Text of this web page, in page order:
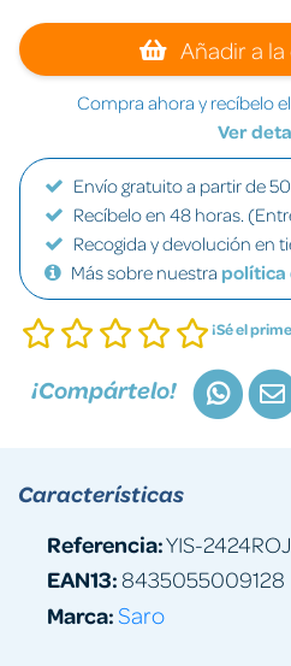
Añadir a
Compra ahora y recíbelo el
Ver
Envío gratuito a partir de
Recíbelo en 48 horas.
Recogida y devolución en
Más sobre nuestra política
¡Sé el
¡Compártelo!
Características
Referencia:YIS-2424ROJ
EAN13:8435055009128
Marca: Saro